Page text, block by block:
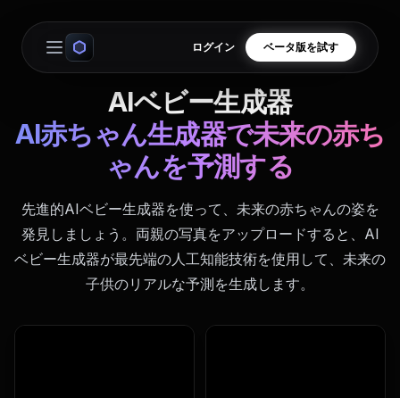
Open main menu
ログイン ベータ版を試す
AIベビー生成器
AI赤ちゃん生成器で未来の赤ち
ゃんを予測する
先進的AIベビー生成器を使って、未来の赤ちゃんの姿を
発見しましょう。両親の写真をアップロードすると、AI
ベビー生成器が最先端の人工知能技術を使用して、未来の
子供のリアルな予測を生成します。